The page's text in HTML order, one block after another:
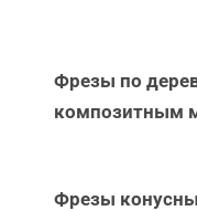
Фрезы по
композитным
Фрезы